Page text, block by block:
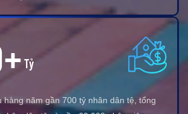
+ Tỷ
hàng năm gần 700 tỷ nhân dân tệ, tổng